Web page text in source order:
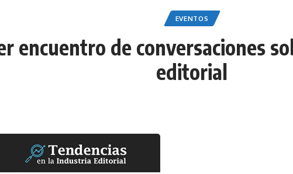
EVENTOS
encuentro de conversaciones
editorial